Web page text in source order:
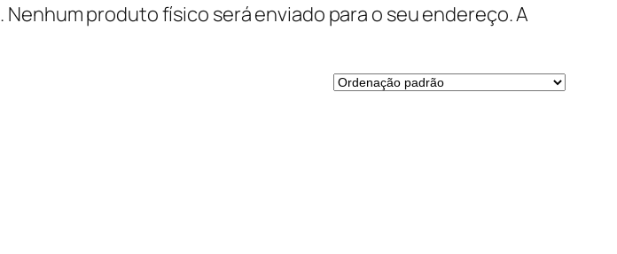
. Nenhum produto físico será enviado para o seu endereço. A